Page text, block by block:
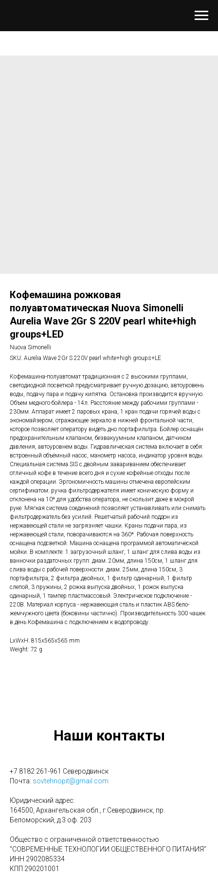
Кофемашина рожковая
полуавтоматическая Nuova Simonelli
Aurelia Wave 2Gr S 220V pearl white+high
groups+LED
Nuova Simonelli
SKU: Aurelia Wave 2Gr S 220V pearl white+high groups+LE
Кофемашина-полуавтомат традиционная с 2 высокими группами,
светодиодной посветкой предусматривает ручную дозацию, автоуровень
воды, подачу пара и подачу кипятка. Остановка производится вручную.
Объем медного бойлера - 14л. Расстояние между рабочими группами -
230мм. Аппарат имеет 2 паровых крана, 1 кран подачи горячей воды с
экономайзером, отражающее зеркало в нижней фронтальной части,
которое позволяет оператору видеть дно портафильтра. Бойлер оснащён
предохранительным клапаном, безвакуумным клапаном, датчиком
давления, автоуровнем воды. Гидравлическая система включает в себя:
встроенный объёмный насос, манометр насоса, индикатор уровня воды.
Специальная система SIS с двойным завариванием обеспечивает
отличный кофе в течение всего дня и сухие кофейные отходы после
каждой операции. Эргономичность машины отмечена европейским
сертификатом: ручка фильтродержателя имеет коническую форму и
отклонена на 10* для удобства оператора, не скользит даже в мокрой
руке. Мягкая система соединений позволяет устанавливать или снимать
фильтродержатель без усилий. Решетчатый рабочий поддон из
нержавеющей стали не загрязняет чашки. Краны подачи пара, из
нержавеющей стали, поворачиваются на 360*. Рабочая поверхность
оснащена подсветкой. Машина оснащена программой автоматической
мойки. В комплекте: 1 загрузочный шланг, 1 шланг для слива воды из
ванночки раздаточных групп: диам. 20мм, длина 150см, 1 шланг для
слива воды с рабочей поверхности: диам. 25мм, длина 150см, 3
портафильтра, 2 фильтра двойных, 1 фильтр одинарный, 1 фильтр
слепой, 3 пружины, 2 рожка выпуска двойных, 1 рожок выпуска
одинарный, 1 тампер пластмассовый. Электрическое подключение -
220В. Материал корпуса - нержавеющая сталь и пластик ABS бело-
жемчужного цвета (боковины частично). Производительность 300 чашек
в день Кофемашина с подключением к водопроводу.
LxWxH: 815x565x565 mm
Weight: 72 g
Наши контакты
+7 8182 261-961 Северодвинск
Почта: sovtehnopit@gmail.com
Юридический адрес:
164500, Архангельская обл., г.Северодвинск, пр.
Беломорский, д.3 оф. 203
Общество с ограниченной ответственностью
"СОВРЕМЕННЫЕ ТЕХНОЛОГИИ ОБЩЕСТВЕННОГО ПИТАНИЯ"
ИНН 2902085334
КПП 290201001